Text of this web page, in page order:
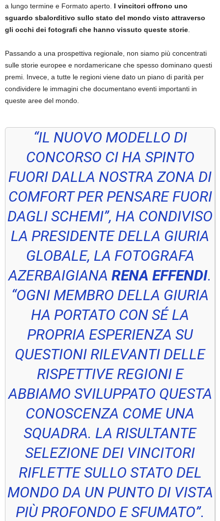
a lungo termine e Formato aperto. I vincitori offrono uno
sguardo sbalorditivo sullo stato del mondo visto attraverso
gli occhi dei fotografi che hanno vissuto queste storie
Passando a una prospettiva regionale, non siamo più concentrati
sulle storie europee e nordamericane che spesso dominano questi
premi. Invece, a tutte le regioni viene dato un piano di parità per
condividere le immagini che documentano eventi importanti in
queste aree del mondo.
“IL NUOVO MODELLO DI
CONCORSO CI HA SPINTO
FUORI DALLA NOSTRA ZONA DI
COMFORT PER PENSARE FUORI
DAGLI SCHEMI”, HA CONDIVISO
LA PRESIDENTE DELLA GIURIA
GLOBALE, LA FOTOGRAFA
AZERBAIGIANA RENA EFFENDI.
“OGNI MEMBRO DELLA GIURIA
HA PORTATO CON SÉ LA
PROPRIA ESPERIENZA SU
QUESTIONI RILEVANTI DELLE
RISPETTIVE REGIONI E
ABBIAMO SVILUPPATO QUESTA
CONOSCENZA COME UNA
SQUADRA. LA RISULTANTE
SELEZIONE DEI VINCITORI
RIFLETTE SULLO STATO DEL
MONDO DA UN PUNTO DI VISTA
PIÙ PROFONDO E SFUMATO”.